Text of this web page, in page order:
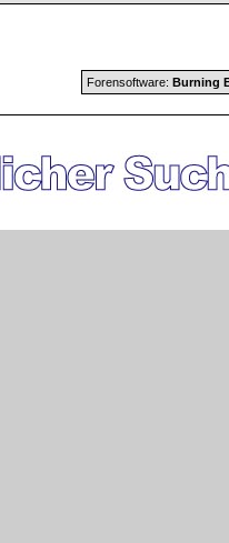
Forensoftware: Burning